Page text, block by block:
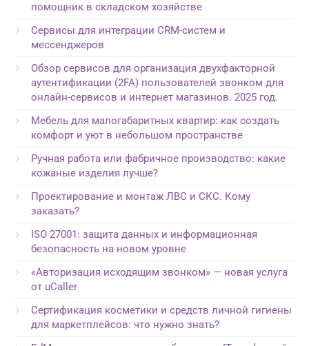
помощник в складском хозяйстве
Сервисы для интеграции CRM-систем и
мессенджеров
Обзор сервисов для организация двухфакторной
аутентификации (2FA) пользователей звонком для
онлайн-сервисов и интернет магазинов. 2025 год.
Мебель для малогабаритных квартир: как создать
комфорт и уют в небольшом пространстве
Ручная работа или фабричное производство: какие
кожаные изделия лучше?
Проектирование и монтаж ЛВС и СКС. Кому
заказать?
ISO 27001: защита данных и информационная
безопасность на новом уровне
«Авторизация исходящим звонком» — новая услуга
от uCaller
Сертификация косметики и средств личной гигиены
для маркетплейсов: что нужно знать?